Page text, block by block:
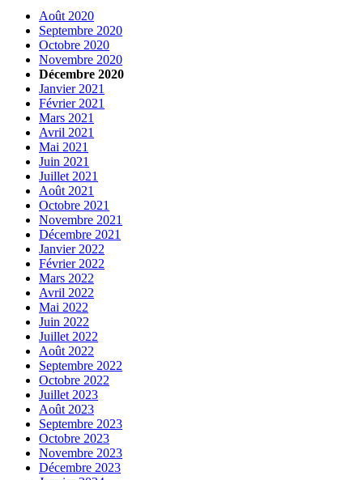
Août 2020
Septembre 2020
Octobre 2020
Novembre 2020
Décembre 2020
Janvier 2021
Février 2021
Mars 2021
Avril 2021
Mai 2021
Juin 2021
Juillet 2021
Août 2021
Octobre 2021
Novembre 2021
Décembre 2021
Janvier 2022
Février 2022
Mars 2022
Avril 2022
Mai 2022
Juin 2022
Juillet 2022
Août 2022
Septembre 2022
Octobre 2022
Juillet 2023
Août 2023
Septembre 2023
Octobre 2023
Novembre 2023
Décembre 2023